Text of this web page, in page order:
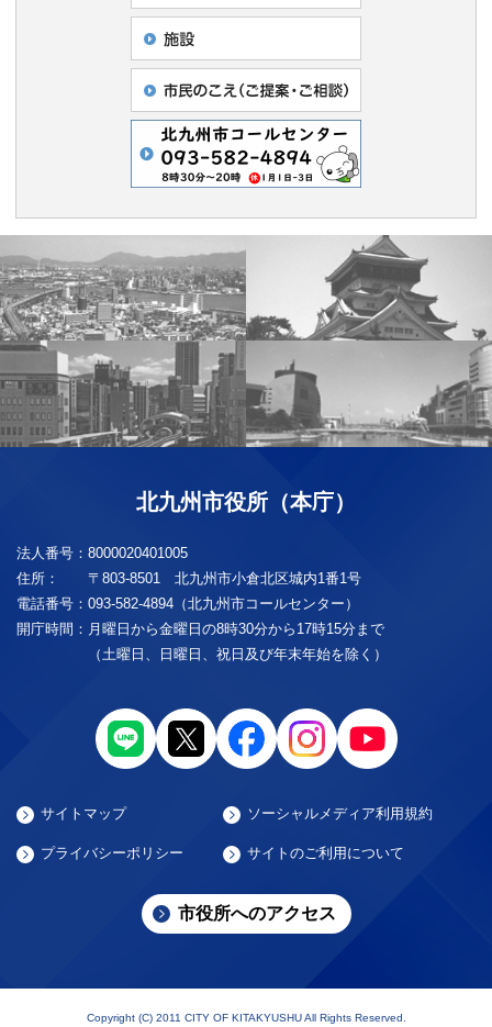
北九州市役所（本庁）
法人番号： 8000020401005
住所：
〒803-8501 北九州市小倉北区城内1番1号
電話番号： 093-582-4894（北九州市コールセンター）
開庁時間： 月曜日から金曜日の8時30分から17時15分まで
（土曜日、日曜日、祝日及び年末年始を除く）
サイトマップ ソーシャルメディア利用規約
プライバシーポリシー サイトのご利用について
市役所へのアクセス
Copyright (C) 2011 CITY OF KITAKYUSHU All Rights Reserved.